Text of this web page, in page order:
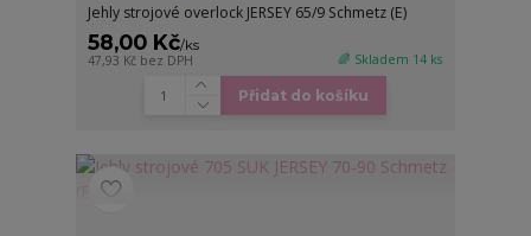
Jehly strojové overlock JERSEY 65/9 Schmetz (E)
58,00 Kč/ks
47,93 Kč bez DPH 🌈 Skladem 14 ks
Přidat do košíku